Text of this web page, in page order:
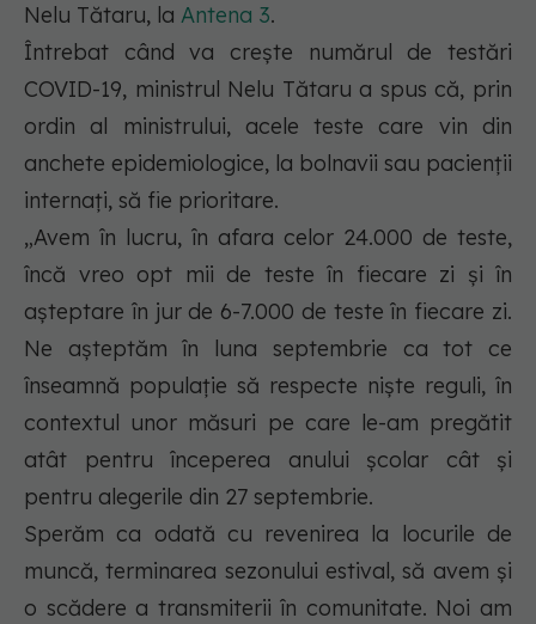
Nelu Tătaru, la Antena 3.
Întrebat când va crește numărul de testări
COVID-19, ministrul Nelu Tătaru a spus că, prin
ordin al ministrului, acele teste care vin din
anchete epidemiologice, la bolnavii sau pacienții
internați, să fie prioritare.
„Avem în lucru, în afara celor 24.000 de teste,
încă vreo opt mii de teste în fiecare zi și în
așteptare în jur de 6-7.000 de teste în fiecare zi.
Ne așteptăm în luna septembrie ca tot ce
înseamnă populație să respecte niște reguli, în
contextul unor măsuri pe care le-am pregătit
atât pentru începerea anului școlar cât și
pentru alegerile din 27 septembrie.
Sperăm ca odată cu revenirea la locurile de
muncă, terminarea sezonului estival, să avem și
o scădere a transmiterii în comunitate. Noi am